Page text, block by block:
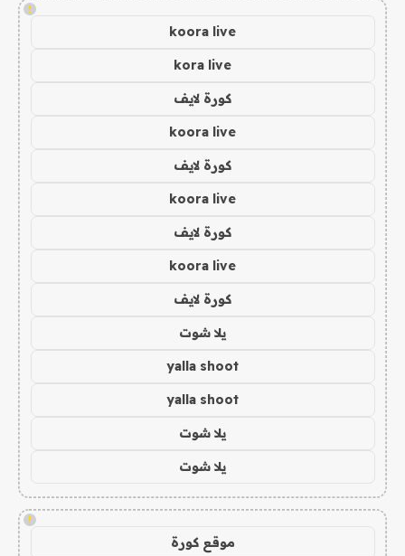
!
koora live
kora live
كورة لايف
koora live
كورة لايف
koora live
كورة لايف
koora live
كورة لايف
يلا شوت
yalla shoot
yalla shoot
يلا شوت
يلا شوت
!
موقع كورة